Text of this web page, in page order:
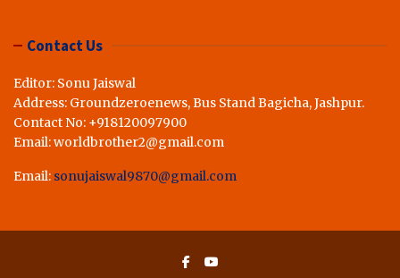
Contact Us
Editor: Sonu Jaiswal
Address: Groundzeroenews, Bus Stand Bagicha, Jashpur.
Contact No: +918120097900
Email: worldbrother2@gmail.com
Email: sonujaiswal9870@gmail.com